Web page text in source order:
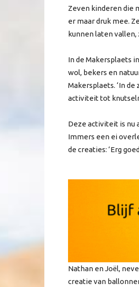
Zeven kinderen die
er maar druk mee.
kunnen laten vallen,
In de Makersplaets
wol, bekers en
Makersplaets. ‘In
activiteit tot
Deze activiteit is nu
Immers een ei
de creaties: ‘Erg
Nathan en Joël,
creatie van